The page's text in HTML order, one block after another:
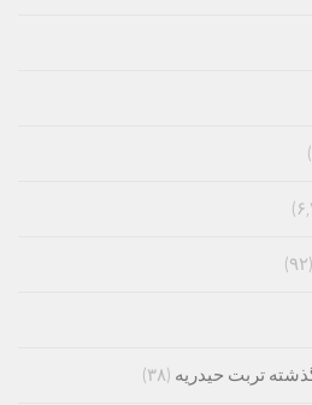
(۹۲)
تربت حیدریه (۳۸)